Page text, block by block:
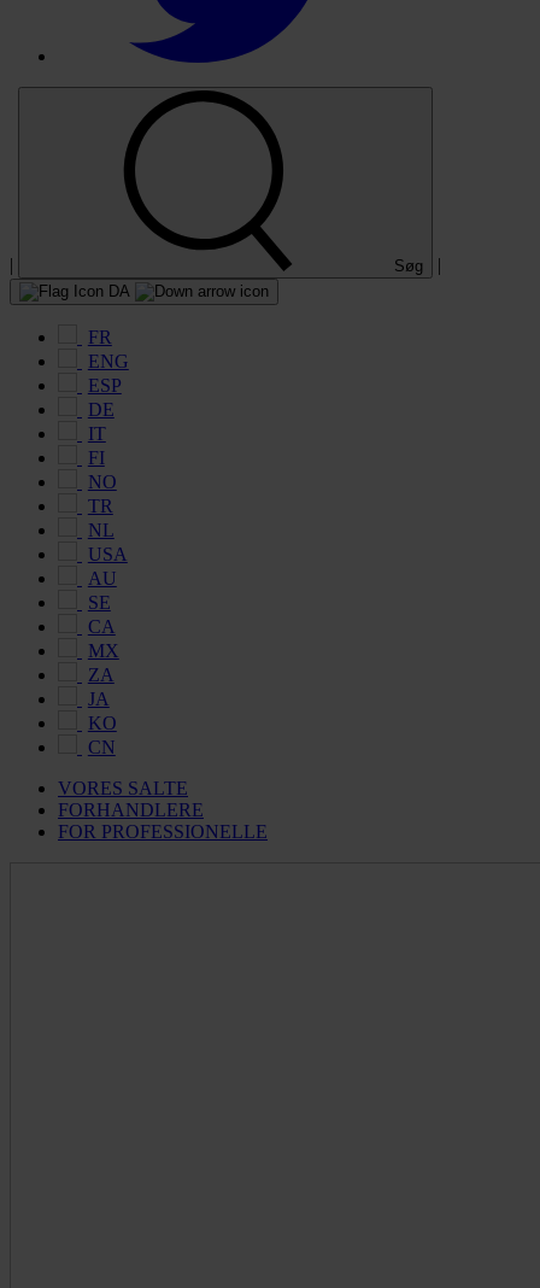
| Søg |
DA
FR
ENG
ESP
DE
IT
FI
NO
TR
NL
USA
AU
SE
CA
MX
ZA
JA
KO
CN
VORES SALTE
FORHANDLERE
FOR PROFESSIONELLE